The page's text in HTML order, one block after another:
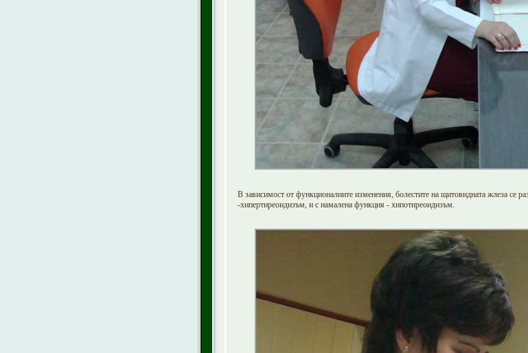
В зависимост от функционалните изменения, болестите на щитовидната жлеза се
-хипертиреоидизъм, и с намалена функция - хипотиреоидизъм.